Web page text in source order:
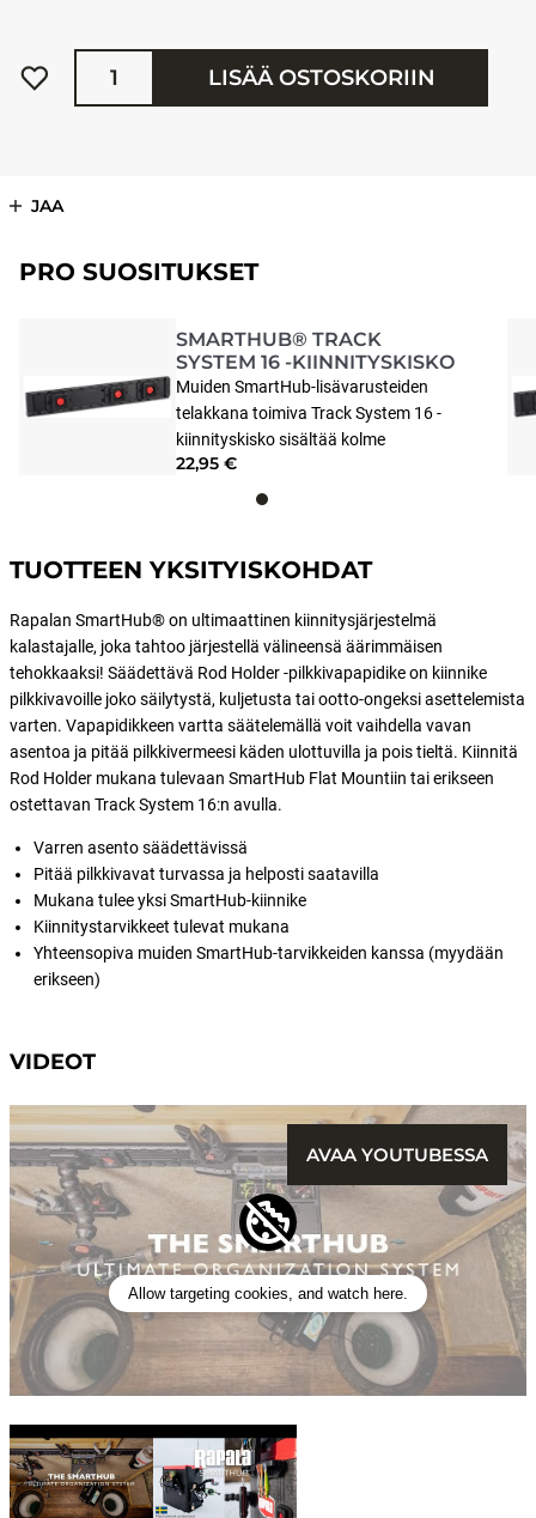
Määrä
LISÄÄ OSTOSKORIIN
JAA
PRO SUOSITUKSET
SMARTHUB® TRACK
SYSTEM 16 -KIINNITYSKISKO
Muiden SmartHub-lisävarusteiden
telakkana toimiva Track System 16 -
kiinnityskisko sisältää kolme
SmartHub Mount -palaa
ruuviliittimineen. Voit siirrellä ja lukita
useamman Track System 16
oleva lukkoruuvi kiinnittää SmartHubin
haluamaasi kohtaan.
22,95 €
TUOTTEEN YKSITYISKOHDAT
Rapalan SmartHub® on ultimaattinen kiinnitysjärjestelmä
kalastajalle, joka tahtoo järjestellä välineensä äärimmäisen
tehokkaaksi! Säädettävä Rod Holder -pilkkivapapidike on kiinnike
pilkkivavoille joko säilytystä, kuljetusta tai ootto-ongeksi asettelemista
varten. Vapapidikkeen vartta säätelemällä voit vaihdella vavan
asentoa ja pitää pilkkivermeesi käden ulottuvilla ja pois tieltä. Kiinnitä
Rod Holder mukana tulevaan SmartHub Flat Mountiin tai erikseen
ostettavan Track System 16:n avulla.
Varren asento säädettävissä
Pitää pilkkivavat turvassa ja helposti saatavilla
Mukana tulee yksi SmartHub-kiinnike
Kiinnitystarvikkeet tulevat mukana
Yhteensopiva muiden SmartHub-tarvikkeiden kanssa (myydään
erikseen)
VIDEOT
Allow targeting cookies, and watch here.
AVAA YOUTUBESSA